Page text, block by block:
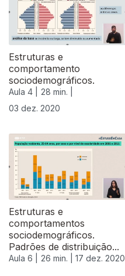
Estruturas e
comportamento
sociodemográficos.
Aula 4 |
28 min. |
03 dez. 2020
Estruturas e
comportamentos
sociodemográficos.
Padrões de distribuição...
Aula 6 | 26 min. | 17 dez. 2020